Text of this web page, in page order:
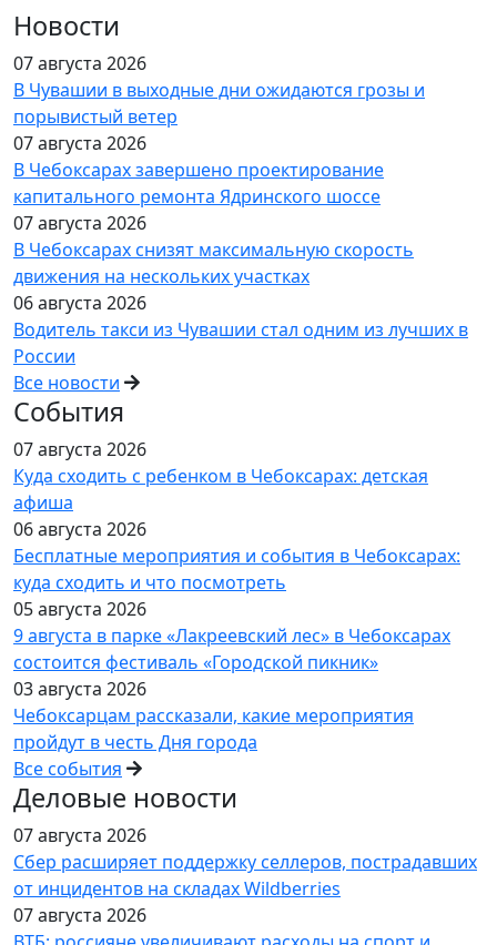
Новости
07 августа 2026
В Чувашии в выходные дни ожидаются грозы и
порывистый ветер
07 августа 2026
В Чебоксарах завершено проектирование
капитального ремонта Ядринского шоссе
07 августа 2026
В Чебоксарах снизят максимальную скорость
движения на нескольких участках
06 августа 2026
Водитель такси из Чувашии стал одним из лучших в
России
Все новости
События
07 августа 2026
Куда сходить с ребенком в Чебоксарах: детская
афиша
06 августа 2026
Бесплатные мероприятия и события в Чебоксарах:
куда сходить и что посмотреть
05 августа 2026
9 августа в парке «Лакреевский лес» в Чебоксарах
состоится фестиваль «Городской пикник»
03 августа 2026
Чебоксарцам рассказали, какие мероприятия
пройдут в честь Дня города
Все события
Деловые новости
07 августа 2026
Сбер расширяет поддержку селлеров, пострадавших
от инцидентов на складах Wildberries
07 августа 2026